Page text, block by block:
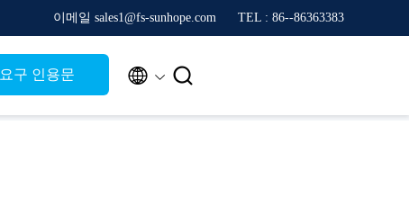
이메일 sales1@fs-sunhope.com TEL : 86--86363383
요구 인용문  